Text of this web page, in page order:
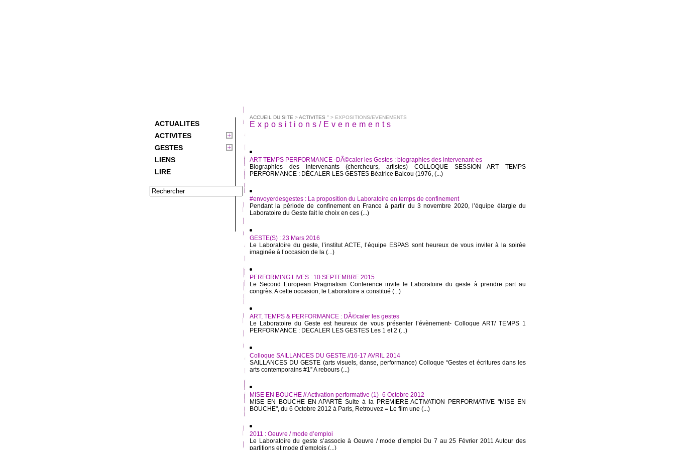
ACTUALITES
ACTIVITES
GESTES
LIENS
LIRE
ACCUEIL DU SITE >ACTIVITES " > EXPOSITIONS/EVENEMENTS
Expositions/Evenements
ART TEMPS PERFORMANCE -DÃ©caler les Gestes : biographies des intervenant-es
Biographies des intervenants (chercheurs, artistes) COLLOQUE SESSION ART TEMPS
PERFORMANCE : DÉCALER LES GESTES Béatrice Balcou (1976, (...)
#envoyerdesgestes : La proposition du Laboratoire en temps de confinement
Pendant la période de confinement en France à partir du 3 novembre 2020, l’équipe élargie du
Laboratoire du Geste fait le choix en ces (...)
GESTE(S) : 23 Mars 2016
Le Laboratoire du geste, l’institut ACTE, l’équipe ESPAS sont heureux de vous inviter à la soirée
imaginée à l’occasion de la (...)
PERFORMING LIVES : 10 SEPTEMBRE 2015
Le Second European Pragmatism Conference invite le Laboratoire du geste à prendre part au
congrès. A cette occasion, le Laboratoire a constitué (...)
ART, TEMPS & PERFORMANCE : DÃ©caler les gestes
Le Laboratoire du Geste est heureux de vous présenter l’évènement- Colloque ART/ TEMPS 1
PERFORMANCE : DECALER LES GESTES Les 1 et 2 (...)
Colloque SAILLANCES DU GESTE //16-17 AVRIL 2014
SAILLANCES DU GESTE (arts visuels, danse, performance) Colloque “Gestes et écritures dans les
arts contemporains #1” A rebours (...)
MISE EN BOUCHE // Activation performative (1) -6 Octobre 2012
MISE EN BOUCHE EN APARTÉ Suite à la PREMIERE ACTIVATION PERFORMATIVE "MISE EN
BOUCHE", du 6 Octobre 2012 à Paris, Retrouvez = Le film une (...)
2011 : Oeuvre / mode d’emploi
Le Laboratoire du geste s’associe à Oeuvre / mode d’emploi Du 7 au 25 Février 2011 Autour des
partitions et mode d’emplois (...)